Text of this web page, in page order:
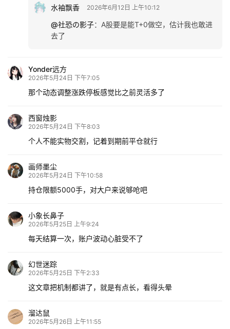
水袖飘香 2026年6月12日 上午10:12
@社恐の影子： A股要是能T+0做空，估计我也敢进
去了
Yonder远方
2026年5月24日 下午7:05
那个动态调整涨跌停板感觉比之前灵活多了
西窗烛影
2026年5月24日 下午8:03
个人不能实物交割，记着到期前平仓就行
画师墨尘
2026年5月24日 下午10:58
持仓限额5000手，对大户来说够呛吧
小象长鼻子
2026年5月25日 上午9:24
每天结算一次，账户波动心脏受不了
幻世迷踪
2026年5月25日 下午2:33
这文章把机制都讲了，就是有点长，看得头晕
溜达鼠
2026年5月26日 上午11:55